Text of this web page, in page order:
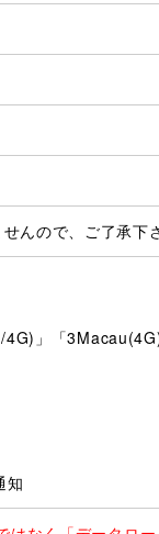
んので、ご了承下
」「
知